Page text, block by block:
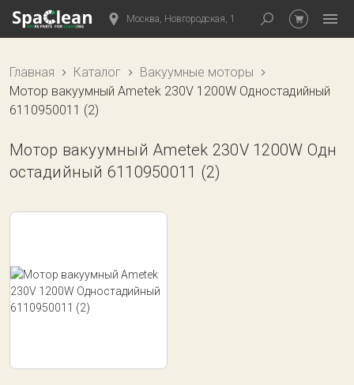
Москва, Новгородская, 1
Главная Каталог
Вакуумные моторы
Мотор вакуумный Ametek 230V 1200W Одностадийный
6110950011 (2)
Мотор вакуумный Ametek 230V 1200W Одн
остадийный 6110950011 (2)